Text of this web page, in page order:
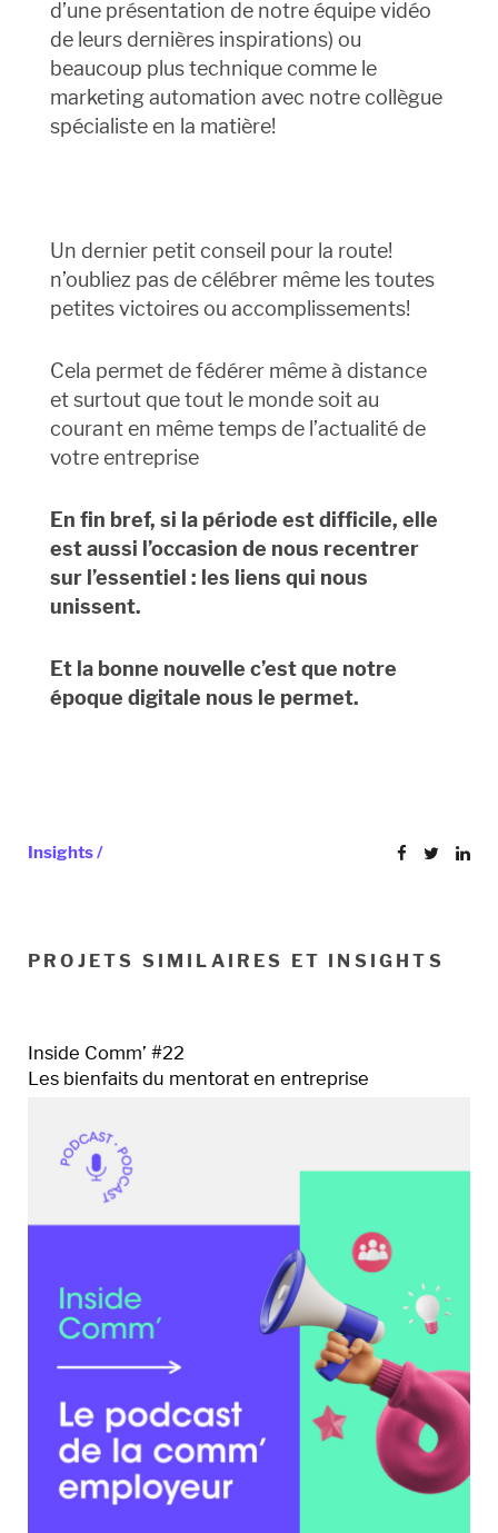
d’une présentation de notre équipe vidéo
de leurs dernières inspirations) ou
beaucoup plus technique comme le
marketing automation avec notre collègue
spécialiste en la matière!
Un dernier petit conseil pour la route!
n’oubliez pas de célébrer même les toutes
petites victoires ou accomplissements!
Cela permet de fédérer même à distance
et surtout que tout le monde soit au
courant en même temps de l’actualité de
votre entreprise
En fin bref, si la période est difficile, elle
est aussi l’occasion de nous recentrer
sur l’essentiel : les liens qui nous
unissent.
Et la bonne nouvelle c’est que notre
époque digitale nous le permet.
Insights /
PROJETS SIMILAIRES ET INSIGHTS
Inside Comm’ #22
Les bienfaits du mentorat en entreprise